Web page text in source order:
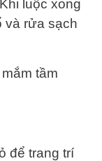
luộc xong
và rửa sạch
tầm
để trang trí